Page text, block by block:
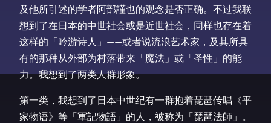
及他所引述的学者阿部謹也的观念是否正确。不过我联
想到了在日本的中世社会或是近世社会，同样也存在着
这样的「吟游诗人」——或者说流浪艺术家，及其所具
有的那种从外部为村落带来「魔法」或「圣性」的能
力。我想到了两类人群形象。
第一类，我想到了日本中世纪有一群抱着琵琶传唱《平
家物语》等「軍記物語」的人，被称为「琵琶法師」。